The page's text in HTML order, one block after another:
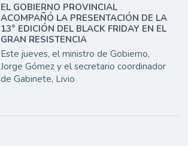
EL GOBIERNO PROVINCIAL
ACOMPAÑÓ LA PRESENTACIÓN DE LA
13° EDICIÓN DEL BLACK FRIDAY EN EL
GRAN RESISTENCIA
Este jueves, el ministro de Gobierno,
Jorge Gómez y el secretario coordinador
de Gabinete, Livio